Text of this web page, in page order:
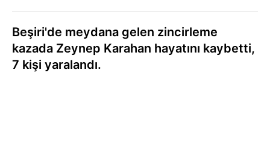
Beşiri'de meydana gelen zincirleme
kazada Zeynep Karahan hayatını kaybetti,
7 kişi yaralandı.